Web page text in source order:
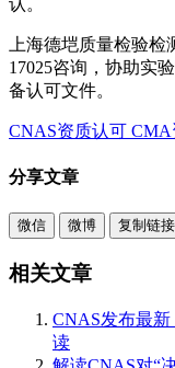
上海德垲质量检验
17025咨询，协助实
备认可文件。
CNAS资质认可 CMA
分享文章
微信 微博 复制链接
相关文章
CNAS发布最
读